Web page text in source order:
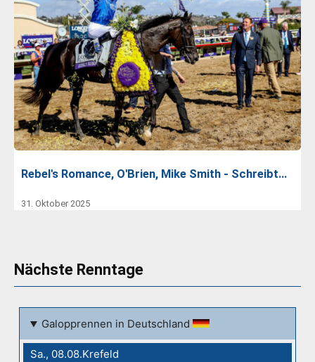
Rebel's Romance, O'Brien, Mike Smith - Schreibt…
31. Oktober 2025
Nächste Renntage
Galopprennen in Deutschland
Sa., 08.08.Krefeld